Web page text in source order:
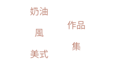
奶油
風
美式
作品
集